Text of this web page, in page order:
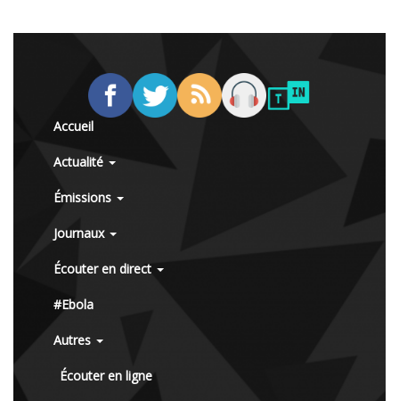
Accueil
Actualité
Émissions
Journaux
Écouter en direct
#Ebola
Autres
Écouter en ligne